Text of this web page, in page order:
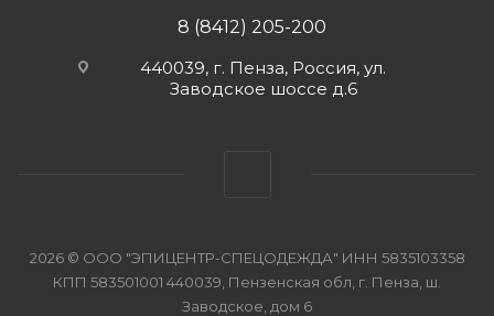
8 (8412) 205-200
440039, г. Пенза, Россия, ул.
Заводское шоссе д.6
2026 © ООО "ЭПИЦЕНТР-СПЕЦОДЕЖДА" ИНН 5835103358
КПП 583501001 440039, Пензенская обл, г. Пенза, ш.
Заводское, дом 6